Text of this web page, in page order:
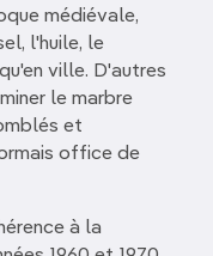
médiévale,
l'huile, le
ville. D'autres
le marbre
et
office de
à la